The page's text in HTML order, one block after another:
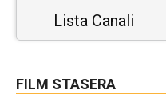
Lista Canali
FILM STASERA